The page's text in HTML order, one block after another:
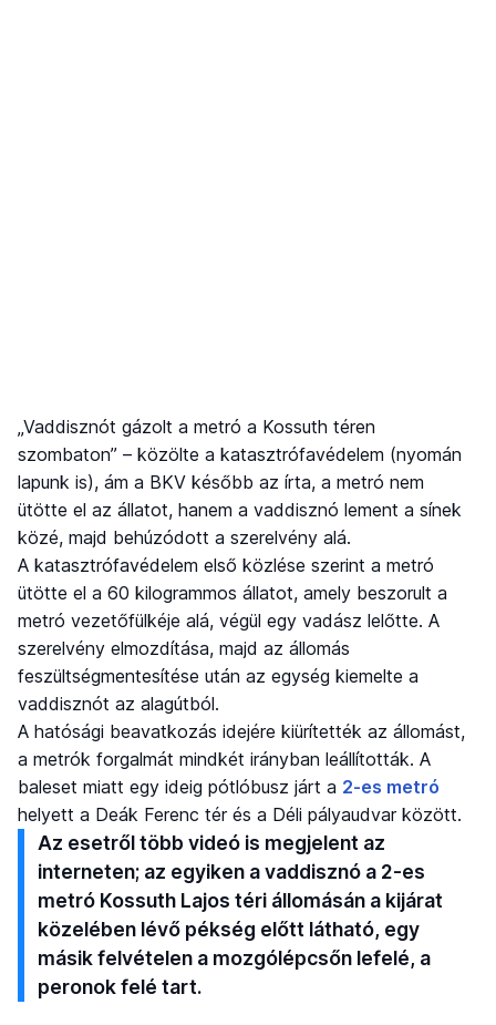
„Vaddisznót gázolt a metró a Kossuth téren
szombaton” – közölte a katasztrófavédelem (nyomán
lapunk is), ám a BKV később az írta, a metró nem
ütötte el az állatot, hanem a vaddisznó lement a sínek
közé, majd behúzódott a szerelvény alá.
A katasztrófavédelem első közlése szerint a metró
ütötte el a 60 kilogrammos állatot, amely beszorult a
metró vezetőfülkéje alá, végül egy vadász lelőtte. A
szerelvény elmozdítása, majd az állomás
feszültségmentesítése után az egység kiemelte a
vaddisznót az alagútból.
A hatósági beavatkozás idejére kiürítették az állomást,
a metrók forgalmát mindkét irányban leállították. A
baleset miatt egy ideig pótlóbusz járt a 2-es metró
helyett a Deák Ferenc tér és a Déli pályaudvar között.
Az esetről több videó is megjelent az
interneten; az egyiken a vaddisznó a 2-es
metró Kossuth Lajos téri állomásán a kijárat
közelében lévő pékség előtt látható, egy
másik felvételen a mozgólépcsőn lefelé, a
peronok felé tart.